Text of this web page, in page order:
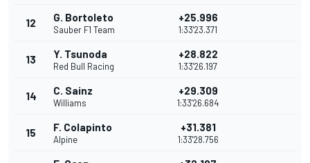
12 G. Bortoleto
Sauber F1 Team
+25.996
1:33'23.371
13 Y. Tsunoda
Red Bull Racing
+28.822
1:33'26.197
14 C. Sainz
Williams
+29.309
1:33'26.684
15 F. Colapinto
Alpine
+31.381
1:33'28.756